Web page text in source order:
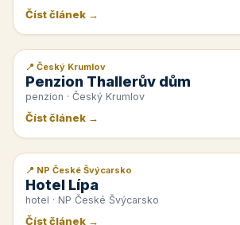
Číst článek →
📰 PR článek
📍 Český Krumlov
Penzion Thallerův dům
penzion · Český Krumlov
Číst článek →
📰 PR článek
📍 NP České Švýcarsko
Hotel Lípa
hotel · NP České Švýcarsko
Číst článek →